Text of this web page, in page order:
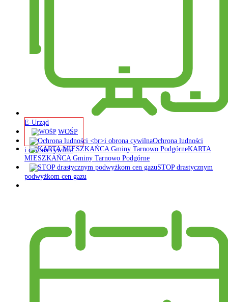
E-Urząd
WOŚP
Ochrona ludności
i obrona cywilna
KARTA
MIESZKAŃCA Gminy Tarnowo Podgórne
STOP drastycznym
podwyżkom cen gazu